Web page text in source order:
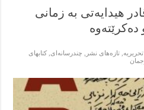
ھیدایەتی بە زمانی
دەکرێتەوە
,تازەهای نشر چندرسانه‌ای ,کتابهای